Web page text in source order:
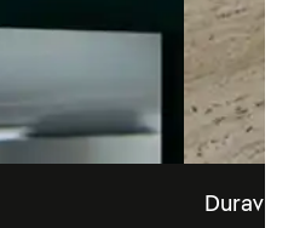
Duravit